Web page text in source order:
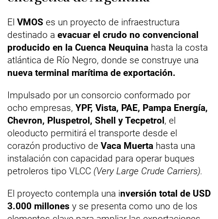
El VMOS es un proyecto de infraestructura
destinado a evacuar el crudo no convencional
producido en la Cuenca Neuquina hasta la costa
atlántica de Río Negro, donde se construye una
nueva terminal marítima de exportación.
Impulsado por un consorcio conformado por
ocho empresas, YPF, Vista, PAE, Pampa Energía,
Chevron, Pluspetrol, Shell y Tecpetrol, el
oleoducto permitirá el transporte desde el
corazón productivo de Vaca Muerta hasta una
instalación con capacidad para operar buques
petroleros tipo VLCC (Very Large Crude Carriers).
El proyecto contempla una inversión total de USD
3.000 millones y se presenta como uno de los